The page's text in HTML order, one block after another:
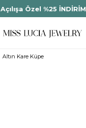
Açılışa Özel %25 İNDİRİM
Altın Kare Küpe